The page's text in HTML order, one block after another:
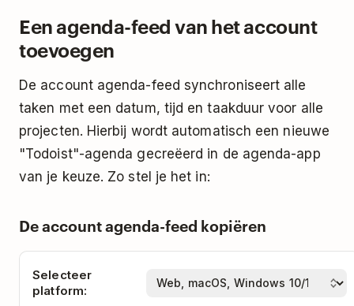
Een agenda-feed van het account
toevoegen
De account agenda-feed synchroniseert alle
taken met een datum, tijd en taakduur voor alle
projecten. Hierbij wordt automatisch een nieuwe
"Todoist"-agenda gecreëerd in de agenda-app
van je keuze. Zo stel je het in:
De account agenda-feed kopiëren
Selecteer
platform: